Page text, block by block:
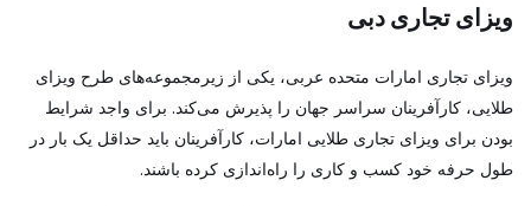
ویزای تجاری دبی
ویزای تجاری امارات متحده عربی، یکی از زیرمجموعه‌های طرح ویزای
طلایی، کارآفرینان سراسر جهان را پذیرش می‌کند. برای واجد شرایط
بودن برای ویزای تجاری طلایی امارات، کارآفرینان باید حداقل یک بار در
طول حرفه خود کسب و کاری را راه‌اندازی کرده باشند.